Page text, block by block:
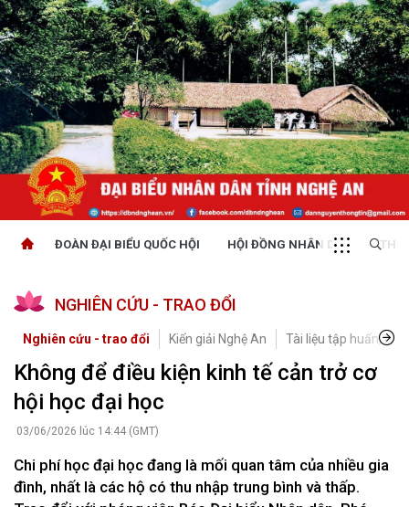
ĐOÀN ĐẠI BIỂU QUỐC HỘI HỘI ĐỒNG NHÂN DÂN
NGHIÊN CỨU - TRAO ĐỔI
Nghiên cứu - trao đổi Kiến giải Nghệ An Tài liệu tập huấn, bồi
Không để điều kiện kinh tế cản trở cơ
hội học đại học
03/06/2026 lúc 14:44 (GMT)
Chi phí học đại học đang là mối quan tâm của nhiều gia
đình, nhất là các hộ có thu nhập trung bình và thấp.